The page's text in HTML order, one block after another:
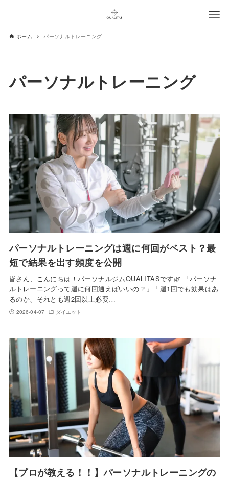
ホーム パーソナルトレーニング
パーソナルトレーニング
パーソナルトレーニングは週に何回がベスト？最
短で結果を出す頻度を公開
皆さん、こんにちは！パーソナルジムQUALITASです🌿 「パーソナ
ルトレーニングって週に何回通えばいいの？」「週1回でも効果はあ
るのか、それとも週2回以上必要…
2026-04-07 ダイエット
【プロが教える！！】パーソナルトレーニングの